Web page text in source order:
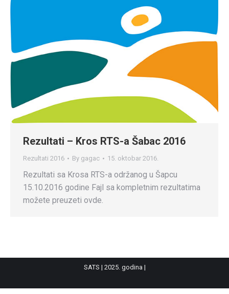
Rezultati – Kros RTS-a Šabac 2016
Rezultati 2016 By gagac 15. oktobar 2016.
Rezultati sa Krosa RTS-a održanog u Šapcu
15.10.2016 godine Fajl sa kompletnim rezultatima
možete preuzeti ovde.
SATS | 2025. godina |